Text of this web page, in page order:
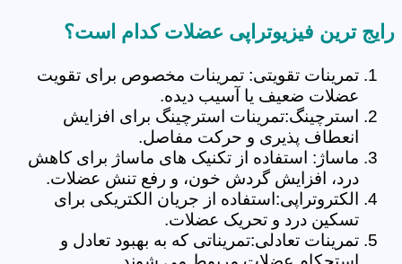
رایج ترین فیزیوتراپی عضلات کدام است؟
تمرینات تقویتی: تمرینات مخصوص برای تقویت
عضلات ضعیف یا آسیب دیده.
استرچینگ:تمرینات استرچینگ برای افزایش
انعطاف پذیری و حرکت مفاصل.
ماساژ: استفاده از تکنیک های ماساژ برای کاهش
درد، افزایش گردش خون، و رفع تنش عضلات.
الکتروتراپی:استفاده از جریان الکتریکی برای
تسکین درد و تحریک عضلات.
تمرینات تعادلی:تمریناتی که به بهبود تعادل و